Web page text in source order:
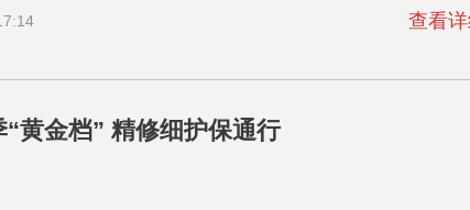
查看
“黄金档” 精修细护保通行